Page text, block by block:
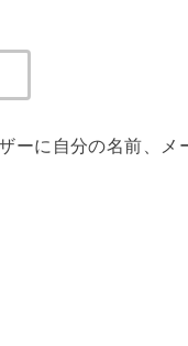
ーに自分の名前、メ